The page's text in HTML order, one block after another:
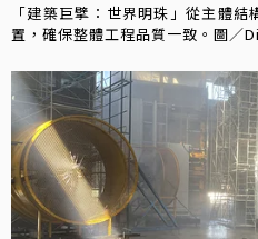
「建築巨擘：世界明珠」從主體
置，確保整體工程品質一致。圖／